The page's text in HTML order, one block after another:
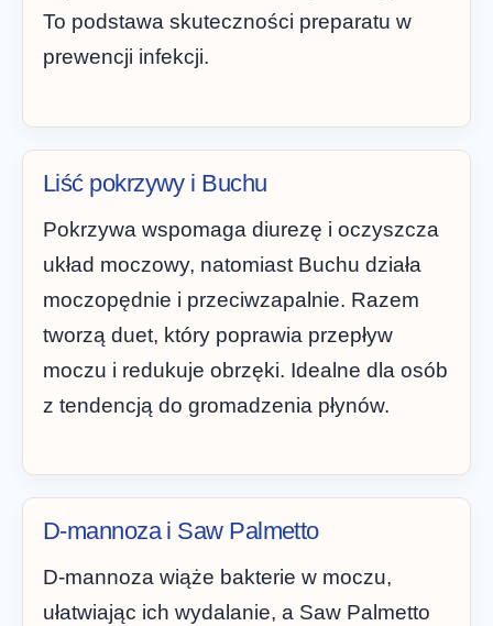
To podstawa skuteczności preparatu w
prewencji infekcji.
Liść pokrzywy i Buchu
Pokrzywa wspomaga diurezę i oczyszcza
układ moczowy, natomiast Buchu działa
moczopędnie i przeciwzapalnie. Razem
tworzą duet, który poprawia przepływ
moczu i redukuje obrzęki. Idealne dla osób
z tendencją do gromadzenia płynów.
D-mannoza i Saw Palmetto
D-mannoza wiąże bakterie w moczu,
ułatwiając ich wydalanie, a Saw Palmetto